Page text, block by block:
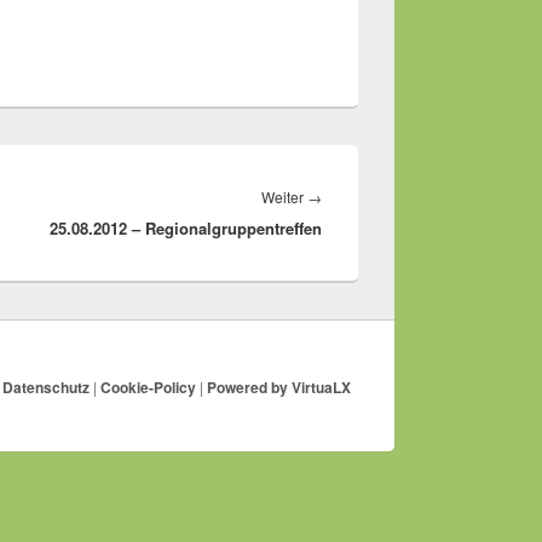
Weiter →
25.08.2012 – Regionalgruppentreffen
Datenschutz | Cookie-Policy | Powered byVirtuaLX